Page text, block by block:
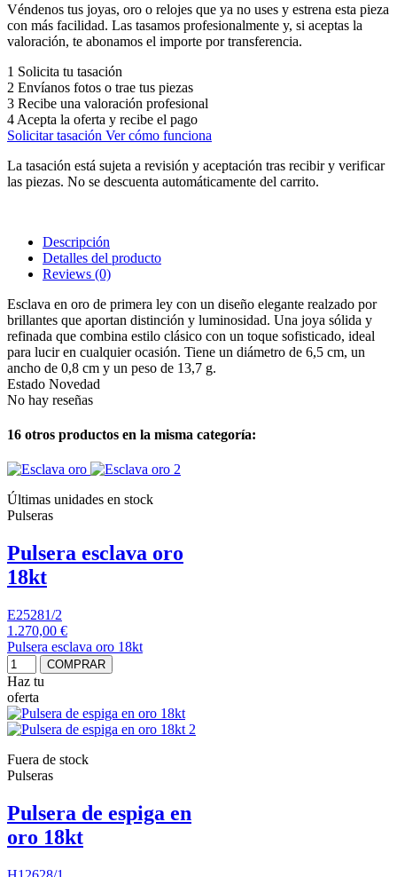
Véndenos tus joyas, oro o relojes que ya no uses y estrena esta pieza
con más facilidad. Las tasamos profesionalmente y, si aceptas la
valoración, te abonamos el importe por transferencia.
1 Solicita tu tasación
2 Envíanos fotos o trae tus piezas
3 Recibe una valoración profesional
4 Acepta la oferta y recibe el pago
Solicitar tasación Ver cómo funciona
La tasación está sujeta a revisión y aceptación tras recibir y verificar
las piezas. No se descuenta automáticamente del carrito.
Descripción
Detalles del producto
Reviews (0)
Esclava en oro de primera ley con un diseño elegante realzado por
brillantes que aportan distinción y luminosidad. Una joya sólida y
refinada que combina estilo clásico con un toque sofisticado, ideal
para lucir en cualquier ocasión. Tiene un diámetro de 6,5 cm, un
ancho de 0,8 cm y un peso de 13,7 g.
Estado Novedad
No hay reseñas
16 otros productos en la misma categoría:
Últimas unidades en stock
Pulseras
Pulsera esclava oro
18kt
E25281/2
1.270,00 €
Pulsera esclava oro 18kt
COMPRAR
Haz tu
oferta
Fuera de stock
Pulseras
Pulsera de espiga en
oro 18kt